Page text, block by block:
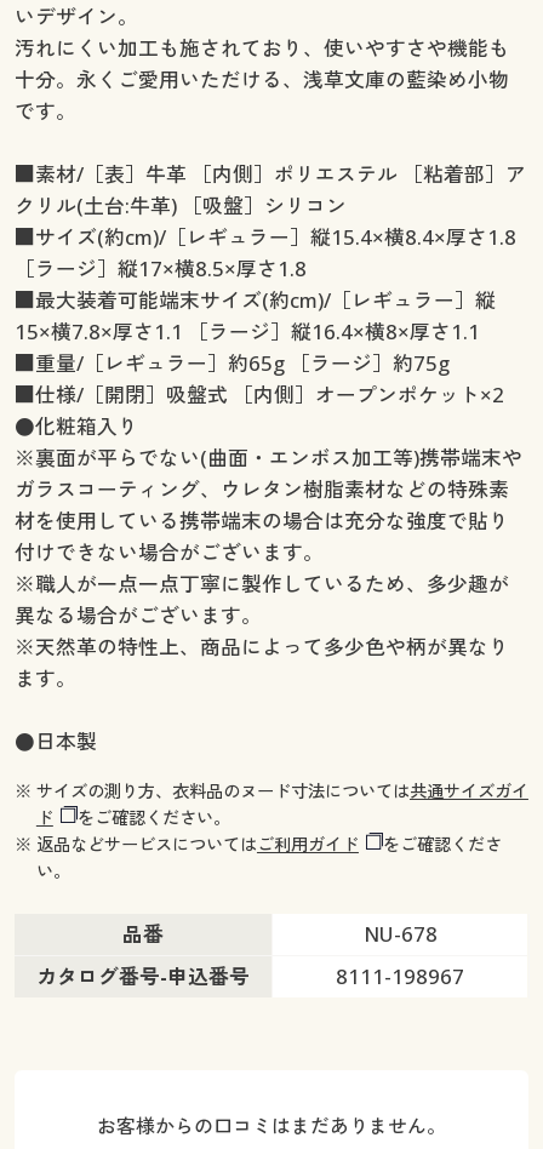
いデザイン。
汚れにくい加工も施されており、使いやすさや機能も
十分。永くご愛用いただける、浅草文庫の藍染め小物
です。
■素材/［表］牛革 ［内側］ポリエステル ［粘着部］ア
クリル(土台:牛革) ［吸盤］シリコン
■サイズ(約cm)/［レギュラー］縦15.4×横8.4×厚さ1.8
［ラージ］縦17×横8.5×厚さ1.8
■最大装着可能端末サイズ(約cm)/［レギュラー］縦
15×横7.8×厚さ1.1 ［ラージ］縦16.4×横8×厚さ1.1
■重量/［レギュラー］約65g ［ラージ］約75g
■仕様/［開閉］吸盤式 ［内側］オープンポケット×2
●化粧箱入り
※裏面が平らでない(曲面・エンボス加工等)携帯端末や
ガラスコーティング、ウレタン樹脂素材などの特殊素
材を使用している携帯端末の場合は充分な強度で貼り
付けできない場合がございます。
※職人が一点一点丁寧に製作しているため、多少趣が
異なる場合がございます。
※天然革の特性上、商品によって多少色や柄が異なり
ます。
●日本製
※ サイズの測り方、衣料品のヌード寸法については共通サイズガイ
ド
をご確認ください。
※ 返品などサービスについてはご利用ガイド
をご確認くださ
い。
品番
NU-678
カタログ番号-申込番号
8111-198967
お客様からの口コミはまだありません。